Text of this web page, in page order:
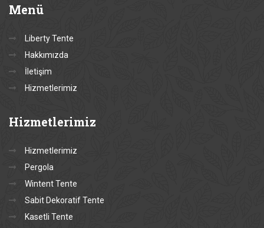
Menü
Liberty Tente
Hakkımızda
İletişim
Hizmetlerimiz
Hizmetlerimiz
Hizmetlerimiz
Pergola
Wintent Tente
Sabit Dekoratif Tente
Kasetli Tente